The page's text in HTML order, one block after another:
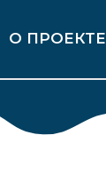
О ПРОЕКТЕ